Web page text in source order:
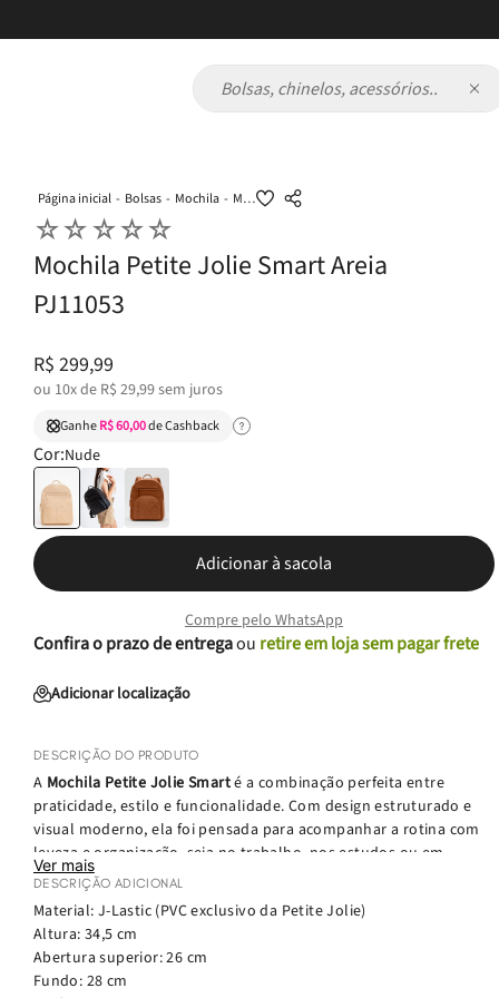
Bolsas, chinelos, acessórios...
Bolsas Mochila Mochila Petite Jolie Smart Areia PJ11053
☆☆☆☆☆
Mochila Petite Jolie Smart Areia
PJ11053
R$ 299,99
ou 10x de R$ 29,99sem juros
GanheR$ 60,00de Cashback
Cor:Nude
Adicionar à sacola
Compre pelo WhatsApp
Confira o prazo de entregaou retire em loja sem pagar frete
Adicionar localização
DESCRIÇÃO DO PRODUTO
A Mochila Petite Jolie Smarté a combinação perfeita entre
praticidade, estilo e funcionalidade. Com design estruturado e
visual moderno, ela foi pensada para acompanhar a rotina com
leveza e organização, seja no trabalho, nos estudos ou em
momentos de lazer.
Produzida em J-Lastic , o PVC exclusivo da Petite Jolie, a mochila
é resistente, leve e fácil de limpar. O modelo possui
principal espaçoso
e dois bolsos frontais adicionais
manter seus itens essenciais organizados e sempre à mão.
Ver mais
DESCRIÇÃO ADICIONAL
Material: J-Lastic (PVC exclusivo da Petite Jolie)
Altura: 34,5 cm
Abertura superior: 26 cm
Fundo: 28 cm